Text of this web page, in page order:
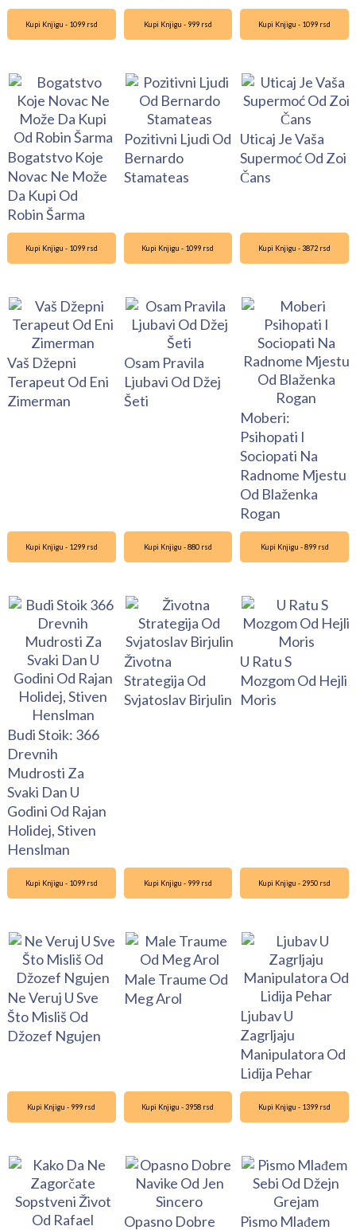
Kupi Knjigu - 1099 rsd
Bogatstvo Koje
Novac Ne Može
Da Kupi Od
Robin Šarma
Kupi Knjigu - 999 rsd
Pozitivni Ljudi Od
Bernardo
Stamateas
Kupi Knjigu - 1099 rsd
Uticaj Je Vaša
Supermoć Od Zoi
Čans
Kupi Knjigu - 1099 rsd
Vaš Džepni
Terapeut Od Eni
Zimerman
Kupi Knjigu - 1099 rsd
Osam Pravila
Ljubavi Od Džej
Šeti
Kupi Knjigu - 3872 rsd
Moberi:
Psihopati I
Sociopati Na
Radnome Mjestu
Od Blaženka
Rogan
Kupi Knjigu - 1299 rsd
Budi Stoik: 366
Drevnih
Mudrosti Za
Svaki Dan U
Godini Od Rajan
Holidej, Stiven
Henslman
Kupi Knjigu - 880 rsd
Životna
Strategija Od
Svjatoslav Birjulin
Kupi Knjigu - 899 rsd
U Ratu S
Mozgom Od Hejli
Moris
Kupi Knjigu - 1099 rsd
Ne Veruj U Sve
Što Misliš Od
Džozef Ngujen
Kupi Knjigu - 999 rsd
Male Traume Od
Meg Arol
Kupi Knjigu - 2950 rsd
Ljubav U
Zagrljaju
Manipulatora Od
Lidija Pehar
Kupi Knjigu - 999 rsd Kupi Knjigu - 3958 rsd
Opasno Dobre
Kupi Knjigu - 1399 rsd
Pismo Mlađem